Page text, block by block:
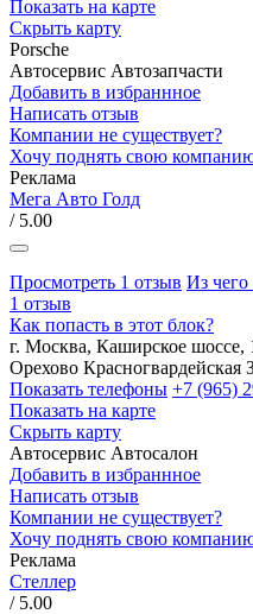
Показать на карте
Скрыть карту
Porsche
Автосервис Автозапчасти
Добавить в избраннное
Написать отзыв
Компании не существует?
Хочу поднять свою
Реклама
Мега Авто Голд
/ 5.00
Просмотреть 1 отзыв Из чего
1 отзыв
Как попасть в этот блок?
г. Москва, Каширское шоссе,
Орехово Красногвардейская
Показать телефоны +7 (965)
Показать на карте
Скрыть карту
Автосервис Автосалон
Добавить в избраннное
Написать отзыв
Компании не существует?
Хочу поднять свою
Реклама
Стеллер
/ 5.00